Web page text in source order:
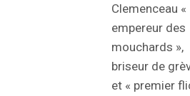
Clemenceau «
empereur des
mouchards »,
briseur de
et « premier